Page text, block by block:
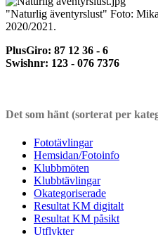
"Naturlig äventyrslust" Foto:
2020/2021.
PlusGiro: 87 12 36 - 6
Swishnr: 123 - 076 7376
Det som hänt (sorterat per
Fototävlingar
Hemsidan/Fotoinfo
Klubbmöten
Klubbtävlingar
Okategoriserade
Resultat KM digitalt
Resultat KM påsikt
Utflykter